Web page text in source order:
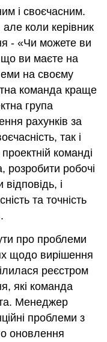
і своєчасним.
але коли керівник
- «Чи можете ви
що ви маєте на
на своєму
команда краще
група
рахунків за
так і
команді
розробити робочі
і
та точність
про проблеми
щодо вирішення
реєстром
які команда
Менеджер
проблеми з
оновлення